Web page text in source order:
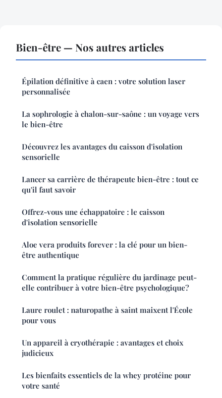
Bien-être — Nos autres articles
Épilation définitive à caen : votre solution laser
personnalisée
La sophrologie à chalon-sur-saône : un voyage vers
le bien-être
Découvrez les avantages du caisson d'isolation
sensorielle
Lancer sa carrière de thérapeute bien-être : tout ce
qu'il faut savoir
Offrez-vous une échappatoire : le caisson
d'isolation sensorielle
Aloe vera produits forever : la clé pour un bien-
être authentique
Comment la pratique régulière du jardinage peut-
elle contribuer à votre bien-être psychologique?
Laure roulet : naturopathe à saint maixent l'École
pour vous
Un appareil à cryothérapie : avantages et choix
judicieux
Les bienfaits essentiels de la whey protéine pour
votre santé